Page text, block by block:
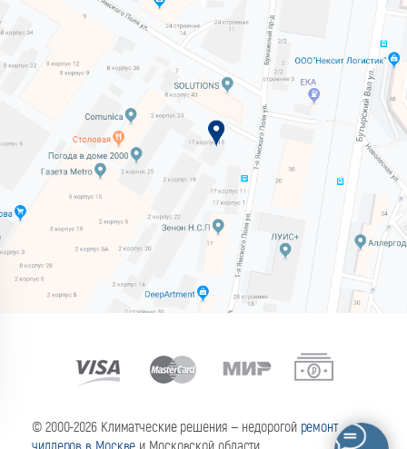
© 2000-2026 Климатческие решения — недорогой ремонт
чиллеров в Москве и Московской области